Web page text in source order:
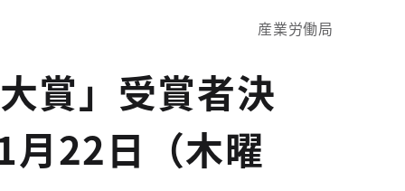
産業労働局
賞」受賞者決
月22日（木曜